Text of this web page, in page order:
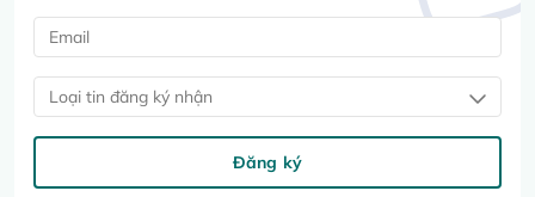
Loại tin đăng ký nhận
Đăng ký